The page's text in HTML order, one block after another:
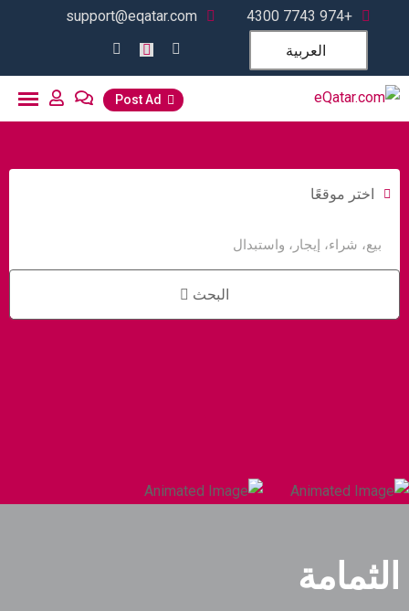
+974 7743 4300
support@eqatar.com
العربية
Post Ad
اختر موقعًا
البحث
الثمامة